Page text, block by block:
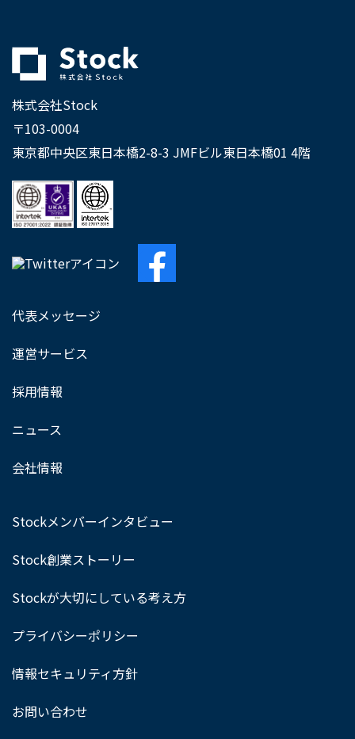
株式会社Stock
〒103-0004
東京都中央区東日本橋2-8-3 JMFビル東日本橋01 4階
代表メッセージ
運営サービス
採用情報
ニュース
会社情報
Stockメンバーインタビュー
Stock創業ストーリー
Stockが大切にしている考え方
プライバシーポリシー
情報セキュリティ方針
お問い合わせ